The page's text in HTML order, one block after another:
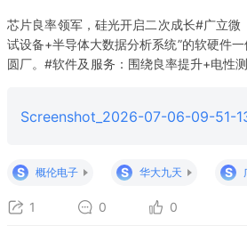
芯片良率领军，硅光开启二次成长#广立微
试设备+半导体大数据分析系统”的软硬件
圆厂。#软件及服务：围绕良率提升+电性
Screenshot_2026-07-06-09-51-
S 概伦电子 S 华大九天 S
1 0 0